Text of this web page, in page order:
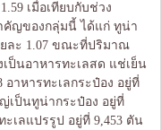
เมื่อเทียบกับช่วง
คัญของกลุ่มนี้ ได้แก่ ทูน่า
ยละ 1.07 ขณะที่ปริมาณ
เป็นอาหารทะเลสด แช่เย็น
อาหารทะเลกระป๋อง อยู่ที่
เป็นทูน่ากระป๋อง อยู่ที่
ะเลแปรรูป อยู่ที่ 9,453 ตัน